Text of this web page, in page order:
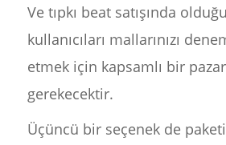
Ve tıpkı beat satışında
kullanıcıları mallarınızı
etmek için kapsamlı bir
gerekecektir.
Üçüncü bir seçenek de